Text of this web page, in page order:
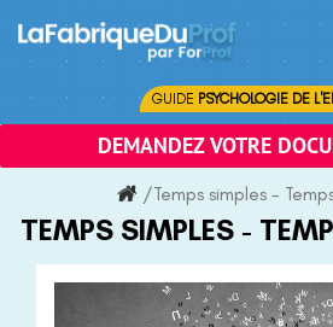
content
GUIDE PSYCHOLOGIE DE
DEMANDEZ VOTRE
/Temps simples -
TEMPS SIMPLES -